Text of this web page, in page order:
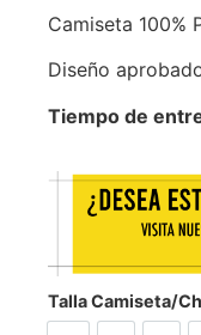
Camiseta 100%
Diseño
Tiempo de
Talla Camiseta/